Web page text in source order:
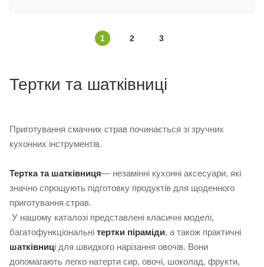
1 2 3
Тертки та шатківниці
Приготування смачних страв починається зі зручних
кухонних інструментів.
Тертка та шатківниця— незамінні кухонні аксесуари, які
значно спрощують підготовку продуктів для щоденного
приготування страв.
У нашому каталозі представлені класичні моделі,
багатофункціональні тертки піраміди, а також практичні
шатківниці для швидкого нарізання овочів. Вони
допомагають легко натерти сир, овочі, шоколад, фрукти,